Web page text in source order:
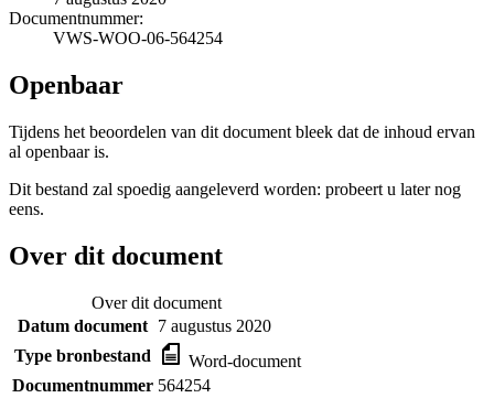
Documentnummer:
VWS-WOO-06-564254
Openbaar
Tijdens het beoordelen van dit document bleek dat de inhoud ervan
al openbaar is.
Dit bestand zal spoedig aangeleverd worden: probeert u later nog
eens.
Over dit document
Over dit document
Datum document 7 augustus 2020
Type bronbestand
Word-document
Documentnummer 564254